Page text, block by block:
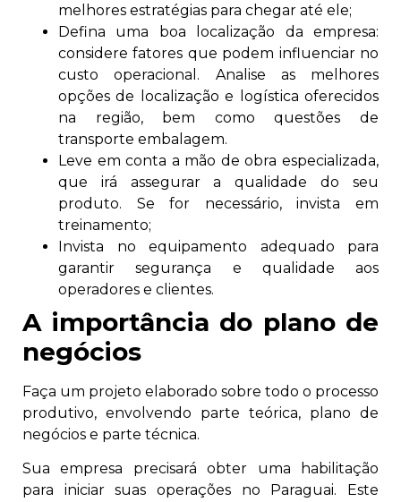
melhores estratégias para chegar até ele;
Defina uma boa localização da empresa:
considere fatores que podem influenciar no
custo operacional. Analise as melhores
opções de localização e logística oferecidos
na região, bem como questões de
transporte embalagem.
Leve em conta a mão de obra especializada,
que irá assegurar a qualidade do seu
produto. Se for necessário, invista em
treinamento;
Invista no equipamento adequado para
garantir segurança e qualidade aos
operadores e clientes.
A importância do plano de
negócios
Faça um projeto elaborado sobre todo o processo
produtivo, envolvendo parte teórica, plano de
negócios e parte técnica.
Sua empresa precisará obter uma habilitação
para iniciar suas operações no Paraguai. Este